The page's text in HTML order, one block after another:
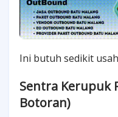
Ini butuh sedikit
Sentra Kerupuk
Botoran)